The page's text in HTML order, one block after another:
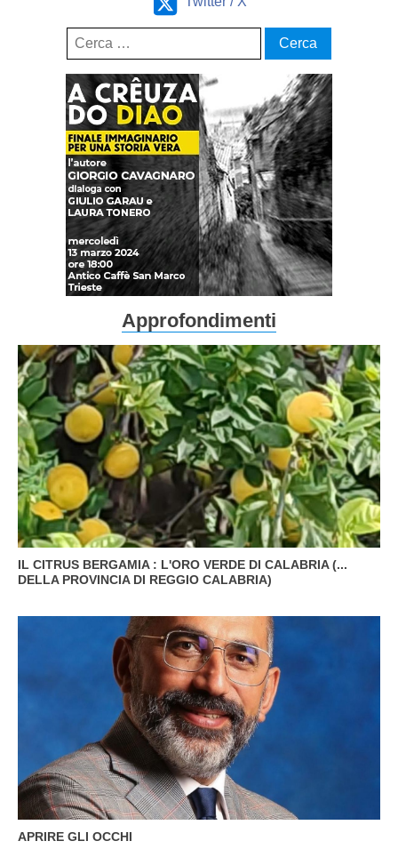
Ricerca
per:
Approfondimenti
IL CITRUS BERGAMIA : L'ORO VERDE DI CALABRIA (...
DELLA PROVINCIA DI REGGIO CALABRIA)
APRIRE GLI OCCHI